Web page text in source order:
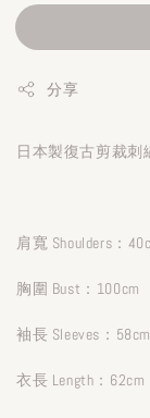
分享
日本製復古剪裁刺
肩寬 Shoulders：
胸圍 Bust：100cm
袖長 Sleeves：58cm
衣長 Length：62cm